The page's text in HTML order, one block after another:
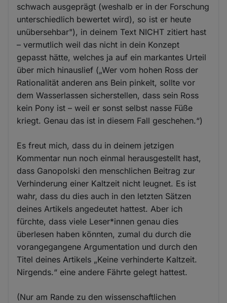
schwach ausgeprägt (weshalb er in der Forschung
unterschiedlich bewertet wird), so ist er heute
unübersehbar"), in deinem Text NICHT zitiert hast
– vermutlich weil das nicht in dein Konzept
gepasst hätte, welches ja auf ein markantes Urteil
über mich hinauslief („Wer vom hohen Ross der
Rationalität anderen ans Bein pinkelt, sollte vor
dem Wasserlassen sicherstellen, dass sein Ross
kein Pony ist – weil er sonst selbst nasse Füße
kriegt. Genau das ist in diesem Fall geschehen.“)
Es freut mich, dass du in deinem jetzigen
Kommentar nun noch einmal herausgestellt hast,
dass Ganopolski den menschlichen Beitrag zur
Verhinderung einer Kaltzeit nicht leugnet. Es ist
wahr, dass du dies auch in den letzten Sätzen
deines Artikels angedeutet hattest. Aber ich
fürchte, dass viele Leser*innen genau dies
überlesen haben könnten, zumal du durch die
vorangegangene Argumentation und durch den
Titel deines Artikels „Keine verhinderte Kaltzeit.
Nirgends.“ eine andere Fährte gelegt hattest.
(Nur am Rande zu den wissenschaftlichen